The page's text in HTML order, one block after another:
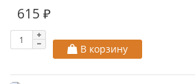
615 ₽
В корзину